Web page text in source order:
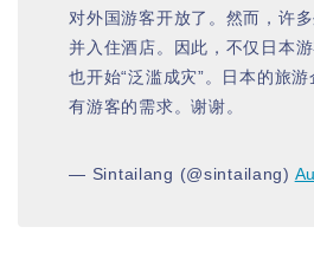
对外国游客开放了。然而，许
并入住酒店。因此，不仅日本
也开始“泛滥成灾”。日本的旅
有游客的需求。谢谢。
— Sintailang (@sintailang)